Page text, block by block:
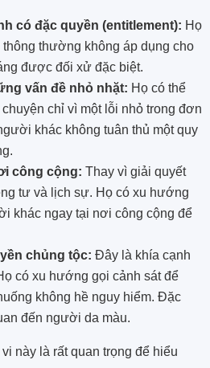
có đặc quyền (entitlement): Họ
thông thường không áp dụng cho
được đối xử đặc biệt.
vấn đề nhỏ nhặt: Họ có thể
chỉ vì một lỗi nhỏ trong đơn
khác không tuân thủ một quy
công cộng: Thay vì giải quyết
tư và lịch sự. Họ có xu hướng
khác ngay tại nơi công cộng để
chủng tộc: Đây là khía cạnh
có xu hướng gọi cảnh sát để
không hề nguy hiểm. Đặc
đến người da màu.
này là rất quan trọng để hiểu